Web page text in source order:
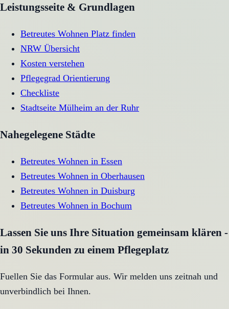
Leistungsseite & Grundlagen
Betreutes Wohnen Platz finden
NRW Übersicht
Kosten verstehen
Pflegegrad Orientierung
Checkliste
Stadtseite Mülheim an der Ruhr
Nahegelegene Städte
Betreutes Wohnen in Essen
Betreutes Wohnen in Oberhausen
Betreutes Wohnen in Duisburg
Betreutes Wohnen in Bochum
Lassen Sie uns Ihre Situation gemeinsam klären -
in 30 Sekunden zu einem Pflegeplatz
Fuellen Sie das Formular aus. Wir melden uns zeitnah und
unverbindlich bei Ihnen.